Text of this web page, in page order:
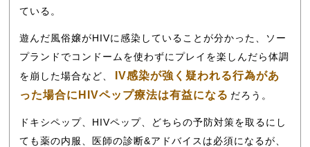
ている。
遊んだ風俗嬢がHIVに感染していることが分かった、ソー
プランドでコンドームを使わずにプレイを楽しんだら体調
を崩した場合など、
IV感染が強く疑われる行為があ
った場合にHIVペップ療法は有益になる だろう。
ドキシペップ、HIVペップ、どちらの予防対策を取るにし
ても薬の内服、医師の診断&アドバイスは必須になるが、